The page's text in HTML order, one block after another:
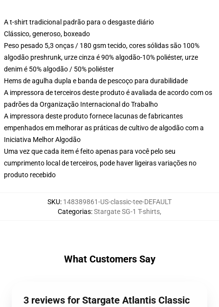
A t-shirt tradicional padrão para o desgaste diário
Clássico, generoso, boxeado
Peso pesado 5,3 onças / 180 gsm tecido, cores sólidas são 100%
algodão preshrunk, urze cinza é 90% algodão-10% poliéster, urze
denim é 50% algodão / 50% poliéster
Hems de agulha dupla e banda de pescoço para durabilidade
A impressora de terceiros deste produto é avaliada de acordo com os
padrões da Organização Internacional do Trabalho
A impressora deste produto fornece lacunas de fabricantes
empenhados em melhorar as práticas de cultivo de algodão com a
Iniciativa Melhor Algodão
Uma vez que cada item é feito apenas para você pelo seu
cumprimento local de terceiros, pode haver ligeiras variações no
produto recebido
SKU: 148389861-US-classic-tee-DEFAULT
Categorias:Stargate SG-1 T-shirts,
What Customers Say
3 reviews for Stargate Atlantis Classic